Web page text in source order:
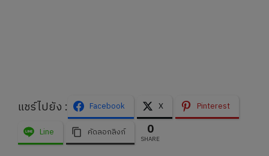
แชร์ไปยัง : Facebook X
Pinterest
Line
คัดลอกลิงก์ 0
SHARE